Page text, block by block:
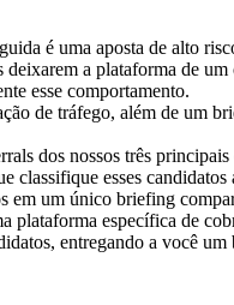
é uma aposta de alto
deixarem a plataforma de um
esse comportamento.
dos nossos três
esses
em um único briefing
específica de
entregando a você